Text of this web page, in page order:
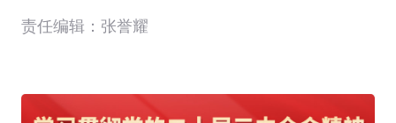
责任编辑：张誉耀